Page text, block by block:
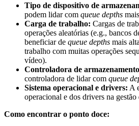
Tipo de dispositivo de
podem lidar com queue depths
Carga de trabalho: Cargas de
operações aleatórias (e.g., bancos
beneficiar de queue depths mais
trabalho com muitas operações
vídeo).
Controladora de
controladora de lidar com queue
Sistema operacional e drivers: A
operacional e dos drivers na
Como encontrar o ponto doce: